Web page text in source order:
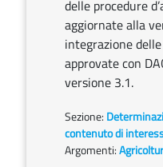
delle procedure
aggiornate alla
integrazione
approvate con
versione 3.1.
Sezione:
contenuto di
Argomenti: